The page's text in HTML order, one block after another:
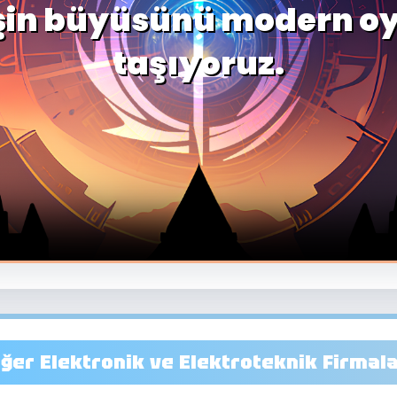
Elektronik ve Elektroteknik